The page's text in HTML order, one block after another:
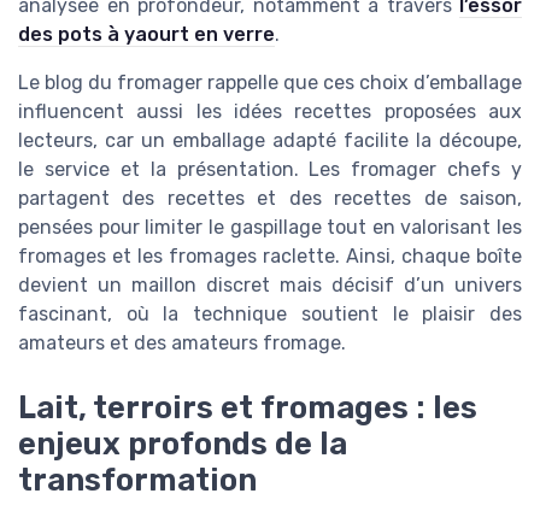
analysée en profondeur, notamment à travers l’essor
des pots à yaourt en verre.
Le blog du fromager rappelle que ces choix d’emballage
influencent aussi les idées recettes proposées aux
lecteurs, car un emballage adapté facilite la découpe,
le service et la présentation. Les fromager chefs y
partagent des recettes et des recettes de saison,
pensées pour limiter le gaspillage tout en valorisant les
fromages et les fromages raclette. Ainsi, chaque boîte
devient un maillon discret mais décisif d’un univers
fascinant, où la technique soutient le plaisir des
amateurs et des amateurs fromage.
Lait, terroirs et fromages : les
enjeux profonds de la
transformation